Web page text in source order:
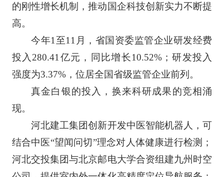
的刚性增长机制，推动国企科技创新实力不断提
高。
今年1至11月，省国资委监管企业研发经费
投入280.41亿元，同比增长10.52%；研发投入
强度为3.37%，位居全国省级监管企业前列。
真金白银的投入，换来科研成果的竞相涌
现。
河北建工集团创新开发中医智能机器人，可
结合中医“望闻问切”理念对人体健康进行检测；
河北交投集团与北京邮电大学合资组建九州时空